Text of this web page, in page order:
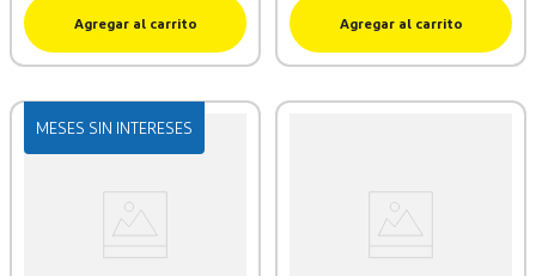
Agregar al carrito Agregar al carrito
MESES SIN INTERESES